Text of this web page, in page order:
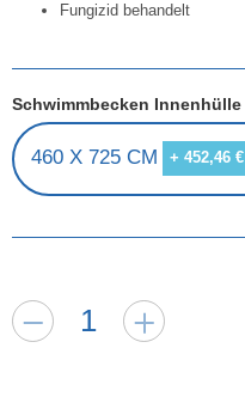
Fungizid behandelt
Schwimmbecken Innenhülle
460 X 725 CM + 452,46 €